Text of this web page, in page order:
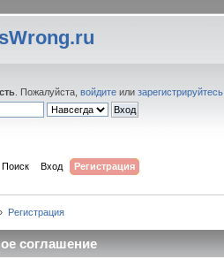
. Пожалуйста,войдите илизарегистрируйтесь
Поиск Вход Регистрация
Регистрация
соглашение